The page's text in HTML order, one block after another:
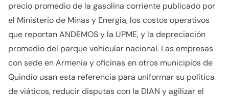
precio promedio de la gasolina corriente publicado por
el Ministerio de Minas y Energía, los costos operativos
que reportan ANDEMOS y la UPME, y la depreciación
promedio del parque vehicular nacional. Las empresas
con sede en Armenia y oficinas en otros municipios de
Quindío usan esta referencia para uniformar su política
de viáticos, reducir disputas con la DIAN y agilizar el